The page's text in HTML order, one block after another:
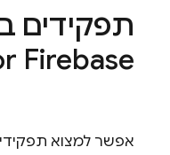
תפקידים
Firebase
אפשר למצוא